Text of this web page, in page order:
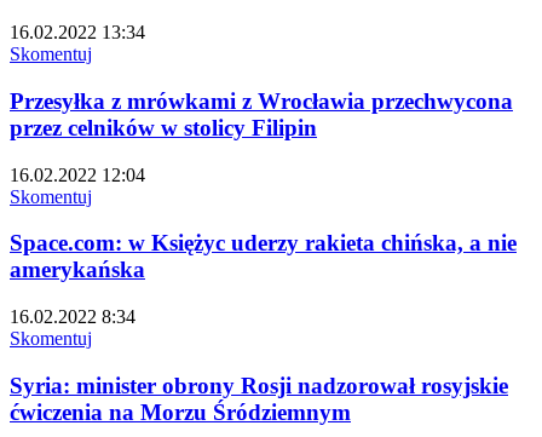
16.02.2022 13:34
Skomentuj
Przesyłka z mrówkami z Wrocławia przechwycona
przez celników w stolicy Filipin
16.02.2022 12:04
Skomentuj
Space.com: w Księżyc uderzy rakieta chińska, a nie
amerykańska
16.02.2022 8:34
Skomentuj
Syria: minister obrony Rosji nadzorował rosyjskie
ćwiczenia na Morzu Śródziemnym